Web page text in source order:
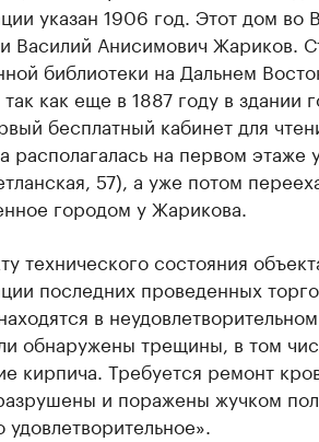
указан 1906 год. Этот дом во
Василий Анисимович Жариков.
библиотеки на Дальнем
как еще в 1887 году в здании
бесплатный кабинет для
располагалась на первом
57), а уже потом
городом у Жарикова.
технического состояния
последних проведенных
в
обнаружены трещины, в том
кирпича. Требуется ремонт
и поражены жучком
удовлетворительное».